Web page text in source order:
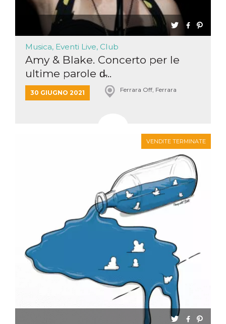
Musica, Eventi Live, Club
Amy & Blake. Concerto per le
ultime parole d̵...
30 GIUGNO 2021 Ferrara Off, Ferrara
VENDITE TERMINATE